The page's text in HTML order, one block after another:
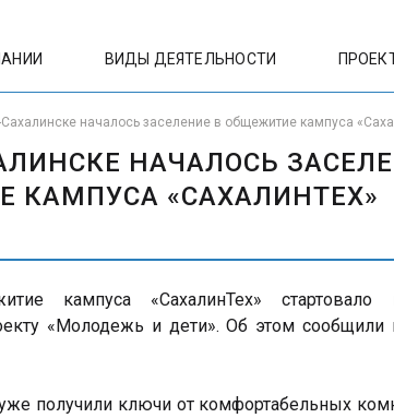
ВИДЫ ДЕЯТЕЛЬНОСТИ
началось заселение в общежитие кампуса
НАЧАЛОСЬ
КАМПУСА «САХАЛИНТЕХ»
кампуса «СахалинТех»
«Молодежь и дети». Об этом сообщили
получили ключи от комфортабельных